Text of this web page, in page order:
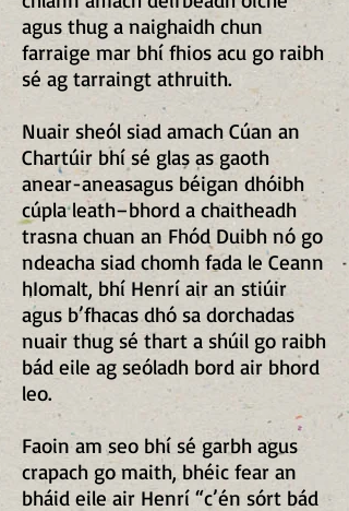
agus thug a naighaidh chun
farraige mar bhí fhios acu go raibh
sé ag tarraingt athruith.
Nuair sheól siad amach Cúan an
Chartúir bhí sé glas as gaoth
anear-aneasagus béigan dhóibh
cúpla leath–bhord a chaitheadh
trasna chuan an Fhód Duibh nó go
ndeacha siad chomh fada le Ceann
hIomalt, bhí Henrí air an stiúir
agus b’fhacas dhó sa dorchadas
nuair thug sé thart a shúil go raibh
bád eile ag seóladh bord air bhord
leo.
Faoin am seo bhí sé garbh agus
crapach go maith, bhéic fear an
bháid eile air Henrí “c’én sórt bád